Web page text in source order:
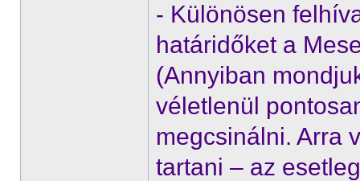
- Különösen
határidőket a
(Annyiban
véletlenül
megcsinálni. Arra
tartani – az